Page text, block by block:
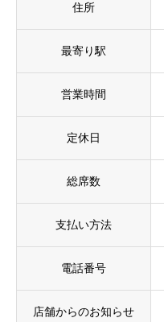
住所
最寄り駅
営業時間
定休日
総席数
支払い方法
電話番号
店舗からのお知らせ